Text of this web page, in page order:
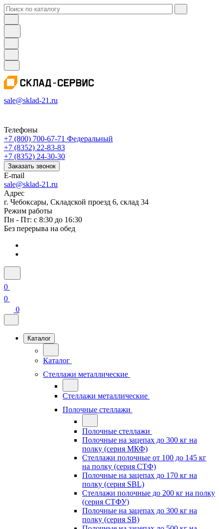
sale@sklad-21.ru
Телефоны
+7 (800) 700-67-71 Федеральный
+7 (8352) 22-83-83
+7 (8352) 24-30-30
Заказать звонок
E-mail
sale@sklad-21.ru
Адрес
г. Чебоксары, Складской проезд 6, склад 34
Режим работы
Пн - Пт: с 8:30 до 16:30
Без перерыва на обед
0
0
0
Каталог
Каталог
Стеллажи металлические
Стеллажи металлические
Полочные стеллажи
Полочные стеллажи
Полочные на зацепах до 300 кг на
полку (серия МКФ)
Стеллажи полочные от 100 до 145 кг
на полку (серия СТФ)
Полочные на зацепах до 170 кг на
полку (серия SBL)
Стеллажи полочные до 200 кг на полку
(серия СТФУ)
Полочные на зацепах до 300 кг на
полку (серия SB)